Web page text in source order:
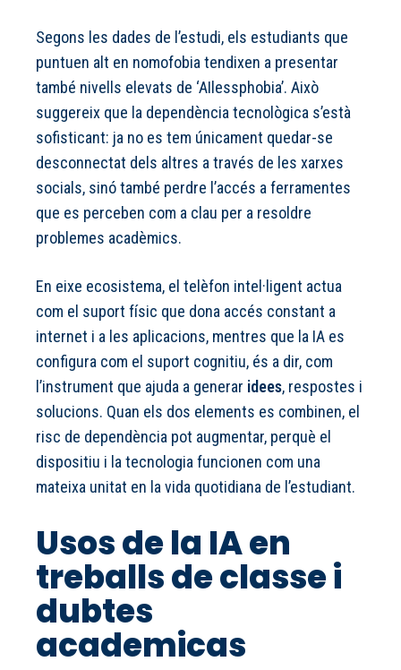
Segons les dades de l’estudi, els estudiants que
puntuen alt en nomofobia tendixen a presentar
també nivells elevats de ‘AIlessphobia’. Això
suggereix que la dependència tecnològica s’està
sofisticant: ja no es tem únicament quedar-se
desconnectat dels altres a través de les xarxes
socials, sinó també perdre l’accés a ferramentes
que es perceben com a clau per a resoldre
problemes acadèmics.
En eixe ecosistema, el telèfon intel·ligent actua
com el suport físic que dona accés constant a
internet i a les aplicacions, mentres que la IA es
configura com el suport cognitiu, és a dir, com
l’instrument que ajuda a generar idees, respostes i
solucions. Quan els dos elements es combinen, el
risc de dependència pot augmentar, perquè el
dispositiu i la tecnologia funcionen com una
mateixa unitat en la vida quotidiana de l’estudiant.
Usos de la IA en
treballs de classe i
dubtes
academicas